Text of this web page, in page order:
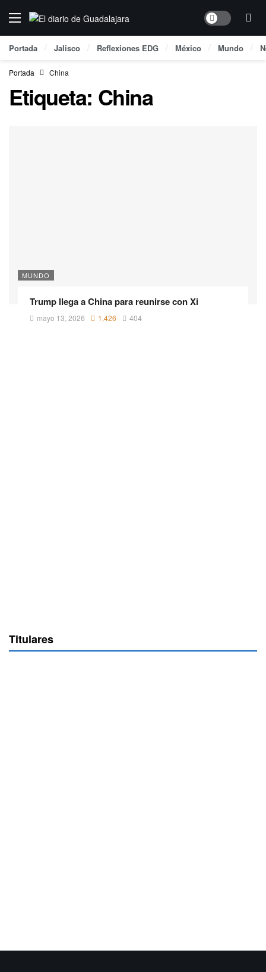
Dark mode
Portada Jalisco Reflexiones EDG México Mundo
Portada China
Etiqueta: China
MUNDO
Trump llega a China para reunirse con Xi
mayo 13, 2026 1,426 404
Titulares